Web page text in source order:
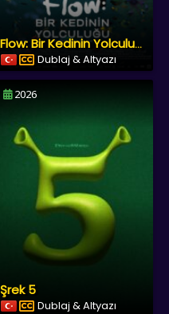
Flow: Bir Kedinin Yolculuğu
Dublaj & Altyazı
2026
Şrek 5
Dublaj & Altyazı